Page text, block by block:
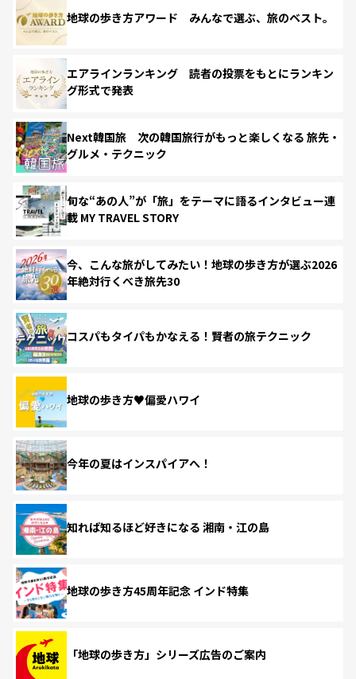
地球の歩き方アワード みんなで選ぶ、旅のベスト。
エアラインランキング 読者の投票をもとにランキン
グ形式で発表
Next韓国旅 次の韓国旅行がもっと楽しくなる 旅先・
グルメ・テクニック
旬な“あの人”が「旅」をテーマに語るインタビュー連
載 MY TRAVEL STORY
今、こんな旅がしてみたい！地球の歩き方が選ぶ2026
年絶対行くべき旅先30
コスパもタイパもかなえる！賢者の旅テクニック
地球の歩き方♥偏愛ハワイ
今年の夏はインスパイアへ！
知れば知るほど好きになる 湘南・江の島
地球の歩き方45周年記念 インド特集
「地球の歩き方」シリーズ広告のご案内